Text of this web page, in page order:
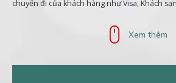
chuyến đi của khách hàng như Visa, Khách
Xem thêm